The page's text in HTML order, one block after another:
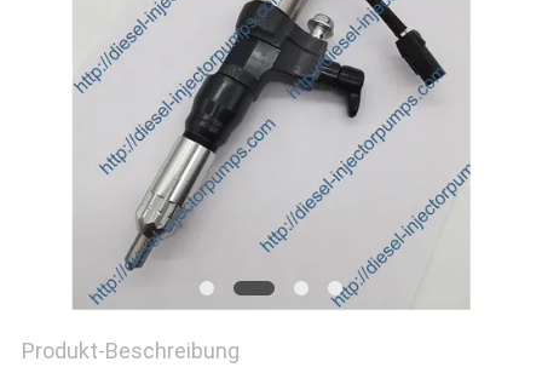
Produkt-Beschreibung